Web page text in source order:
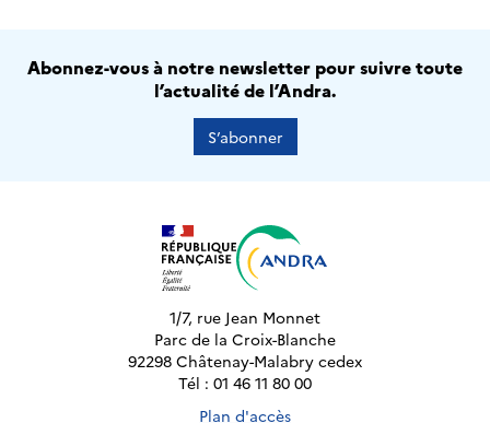
Abonnez-vous à notre newsletter pour suivre toute
l’actualité de l’Andra.
S’abonner
1/7, rue Jean Monnet
Parc de la Croix-Blanche
92298 Châtenay-Malabry cedex
Tél : 01 46 11 80 00
Plan d'accès